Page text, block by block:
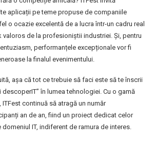
aplicații pe teme propuse de companiile
o ocazie excelentă de a lucra într-un cadru real
de la profesioniștii industriei. Și, pentru
performanțele excepționale vor fi
la finalul evenimentului.
așa că tot ce trebuie să faci este să te înscrii
descoperIT” în lumea tehnologiei. Cu o gamă
ITFest continuă să atragă un număr
an de an, fiind un proiect dedicat celor
IT, indiferent de ramura de interes.